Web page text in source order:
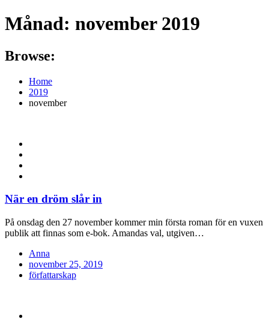
Månad: november 2019
Browse:
Home
2019
november
När en dröm slår in
På onsdag den 27 november kommer min första roman för en vuxen
publik att finnas som e-bok. Amandas val, utgiven…
Anna
Posted
on
november 25, 2019
författarskap